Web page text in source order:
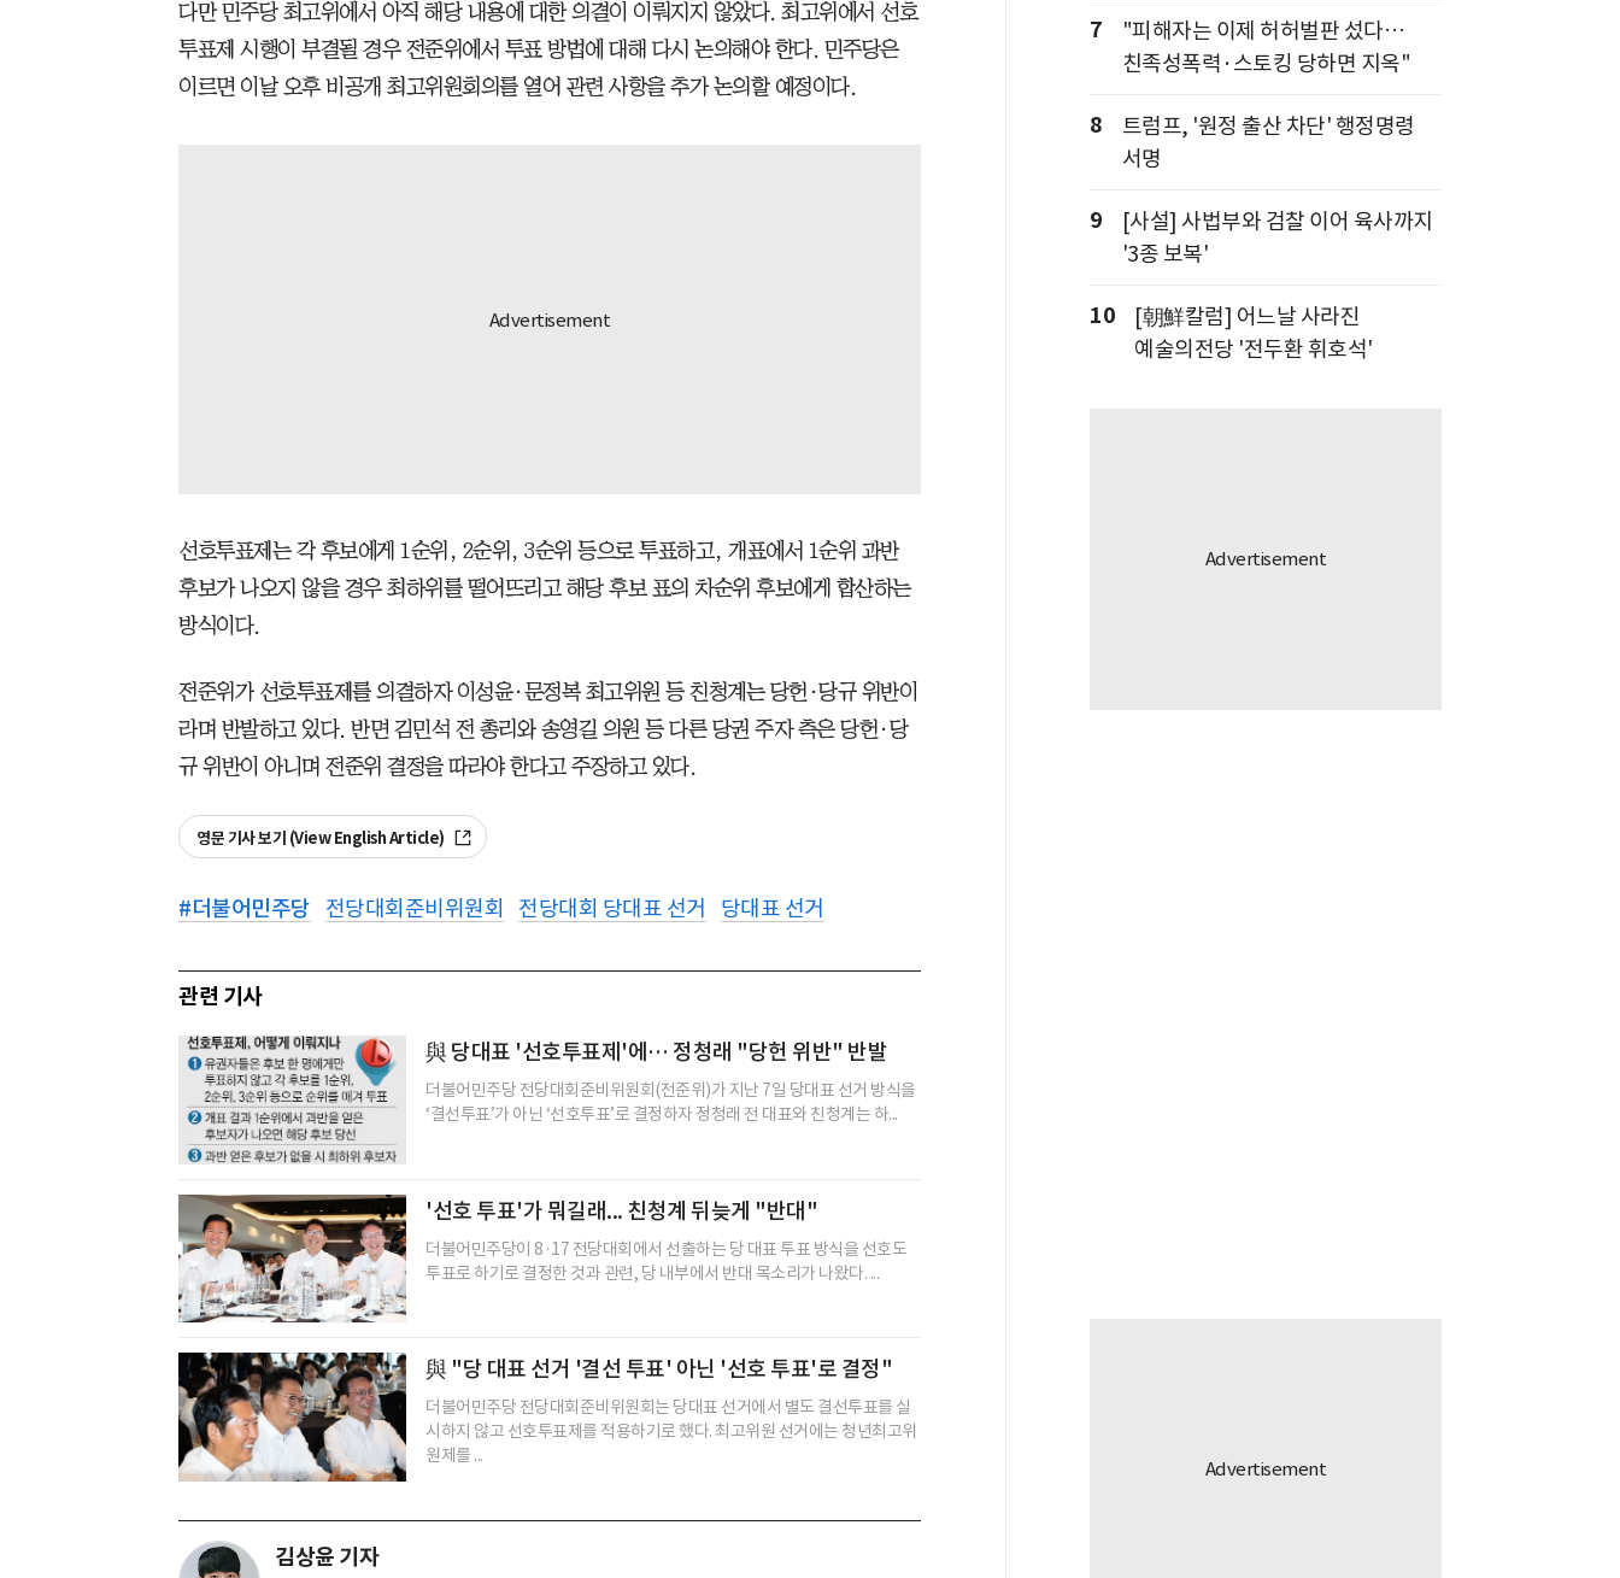
다만 민주당 최고위에서 아직 해당 내용에 대한 의결이 이뤄지지 않았다. 최고위에서 선호
투표제 시행이 부결될 경우 전준위에서 투표 방법에 대해 다시 논의해야 한다. 민주당은
이르면 이날 오후 비공개 최고위원회의를 열어 관련 사항을 추가 논의할 예정이다.
선호투표제는 각 후보에게 1순위, 2순위, 3순위 등으로 투표하고, 개표에서 1순위 과반
후보가 나오지 않을 경우 최하위를 떨어뜨리고 해당 후보 표의 차순위 후보에게 합산하는
방식이다.
전준위가 선호투표제를 의결하자 이성윤·문정복 최고위원 등 친청계는 당헌·당규 위반이
라며 반발하고 있다. 반면 김민석 전 총리와 송영길 의원 등 다른 당권 주자 측은 당헌·당
규 위반이 아니며 전준위 결정을 따라야 한다고 주장하고 있다.
영문 기사 보기 (View English Article)
#더불어민주당 전당대회준비위원회 전당대회 당대표 선거 당대표 선거
관련 기사
與 당대표 '선호투표제'에… 정청래 "당헌 위반" 반발
더불어민주당 전당대회준비위원회(전준위)가 지난 7일 당대표 선거 방식을
‘결선투표’가 아닌 ‘선호투표’로 결정하자 정청래 전 대표와 친청계는 하...
'선호 투표'가 뭐길래... 친청계 뒤늦게 "반대"
더불어민주당이 8·17 전당대회에서 선출하는 당 대표 투표 방식을 선호도
투표로 하기로 결정한 것과 관련, 당 내부에서 반대 목소리가 나왔다. ...
與 "당 대표 선거 '결선 투표' 아닌 '선호 투표'로 결정"
더불어민주당 전당대회준비위원회는 당대표 선거에서 별도 결선투표를 실
시하지 않고 선호투표제를 적용하기로 했다. 최고위원 선거에는 청년최고위
원제를 ...
김상윤 기자
7
"피해자는 이제 허허벌판 섰다…
친족성폭력·스토킹 당하면 지옥"
8
트럼프, '원정 출산 차단' 행정명령
서명
9
[사설] 사법부와 검찰 이어 육사까지
'3종 보복'
10
[朝鮮칼럼] 어느날 사라진
예술의전당 '전두환 휘호석'